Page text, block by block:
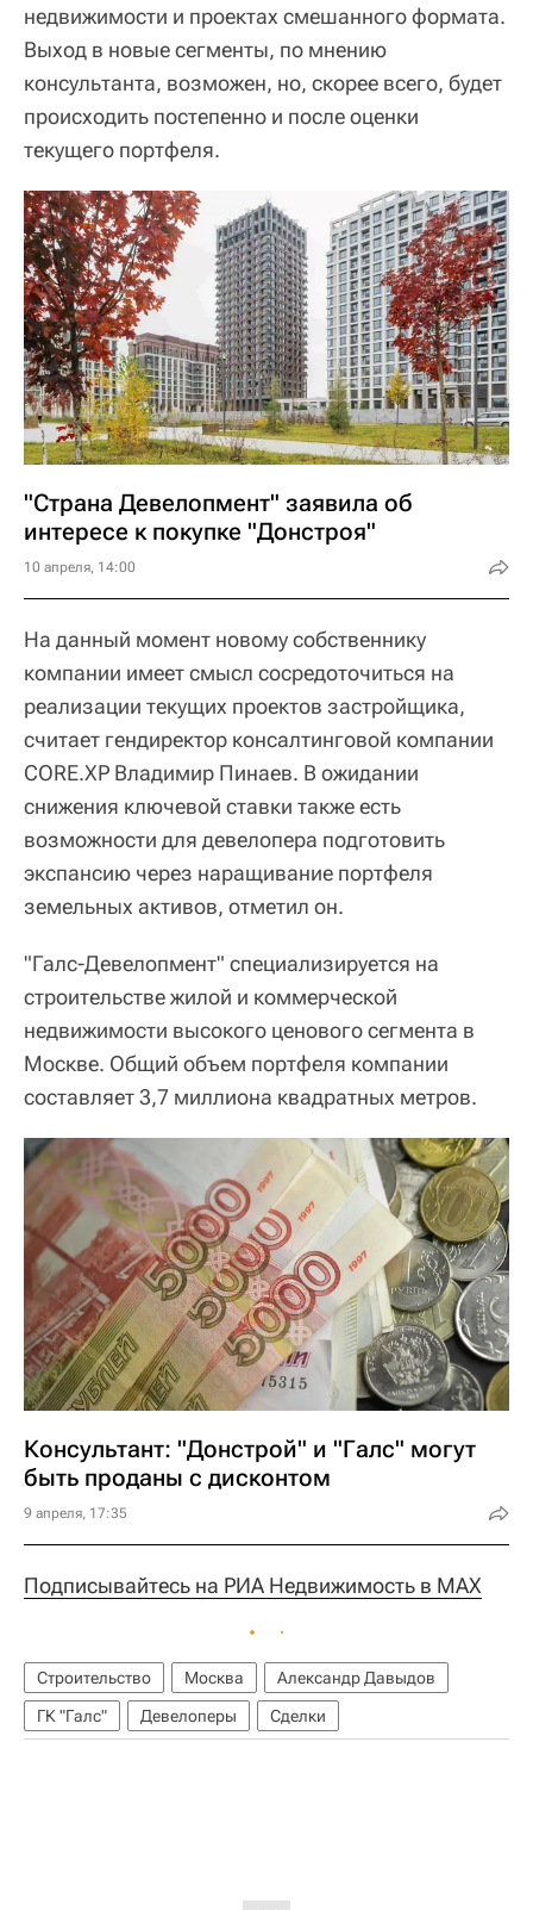
недвижимости и проектах смешанного формата.
Выход в новые сегменты, по мнению
консультанта, возможен, но, скорее всего, будет
происходить постепенно и после оценки
текущего портфеля.
"Страна Девелопмент" заявила об
интересе к покупке "Донстроя"
10 апреля, 14:00
На данный момент новому собственнику
компании имеет смысл сосредоточиться на
реализации текущих проектов застройщика,
считает гендиректор консалтинговой компании
CORE.XP Владимир Пинаев. В ожидании
снижения ключевой ставки также есть
возможности для девелопера подготовить
экспансию через наращивание портфеля
земельных активов, отметил он.
"Галс-Девелопмент" специализируется на
строительстве жилой и коммерческой
недвижимости высокого ценового сегмента в
Москве. Общий объем портфеля компании
составляет 3,7 миллиона квадратных метров.
Консультант: "Донстрой" и "Галс" могут
быть проданы с дисконтом
9 апреля, 17:35
Подписывайтесь на РИА Недвижимость в MAX
Строительство Москва
Александр Давыдов
ГК "Галс"
Девелоперы Сделки